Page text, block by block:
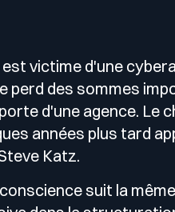
victime d'une
perd des sommes
d'une agence. Le
années plus tard
Katz.
suit la